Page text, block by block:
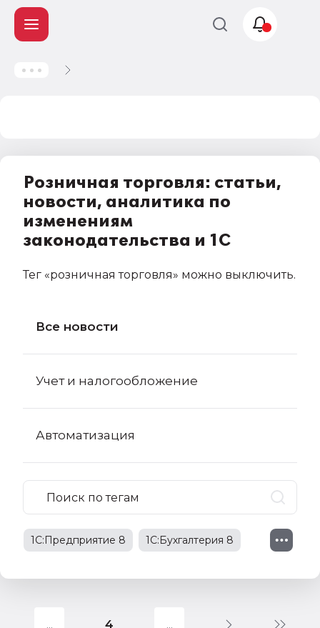
Розничная торговля: статьи,
новости, аналитика по
изменениям
законодательства и 1С
Тег «розничная торговля» можно выключить.
Все новости
Учет и налогообложение
Автоматизация
1С:Предприятие 8 1С:Бухгалтерия 8
4
Учет и